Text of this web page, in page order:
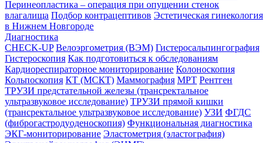
Перинеопластика – операция при опущении стенок
влагалища Подбор контрацептивов Эстетическая гинекология
в Нижнем Новгороде
Диагностика
CHECK-UP Велоэргометрия (ВЭМ) Гистеросальпингография
Гистероскопия Как подготовиться к обследованиям
Кардиореспираторное мониторирование Колоноскопия
Кольпоскопия КТ (МСКТ) Маммография МРТ Рентген
ТРУЗИ предстательной железы (трансректальное
ультразвуковое исследование) ТРУЗИ прямой кишки
(трансректальное ультразвуковое исследование) УЗИ ФГДС
(фиброгастродуоденоскопия) Функциональная диагностика
ЭКГ-мониторирование Эластометрия (эластография)